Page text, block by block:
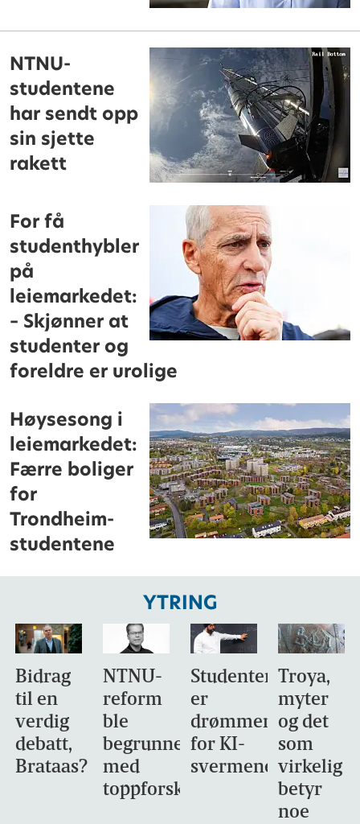
NTNU-
studentene
har sendt opp
sin sjette
rakett
For få
studenthybler
på
leiemarkedet:
– Skjønner at
studenter og
foreldre er urolige
Høysesong i
leiemarkedet:
Færre boliger
for
Trondheim-
studentene
YTRING
Bidrag
til en
verdig
debatt,
Brataas?
NTNU-
reform
ble
begrunnet
med
toppforskning
Studentene
er
drømmemålet
for KI-
svermene
Troya,
myter
og det
som
virkelig
betyr
noe